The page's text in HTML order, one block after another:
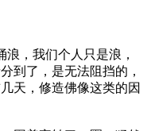
浪，我们个人只是浪，
到了，是无法阻挡的，
天，修造佛像这类的因